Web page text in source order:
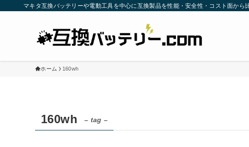
マキタ互換バッテリーや電動工具を中心に互換製品を性能・安全性・コスト面から
ホーム 160wh
160wh – tag –